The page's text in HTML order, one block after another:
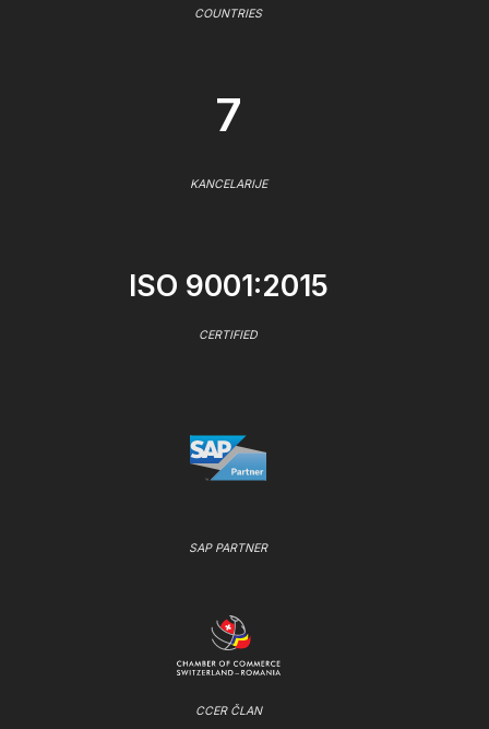
COUNTRIES
7
KANCELARIJE
ISO 9001:2015
CERTIFIED
SAP PARTNER
CCER ČLAN